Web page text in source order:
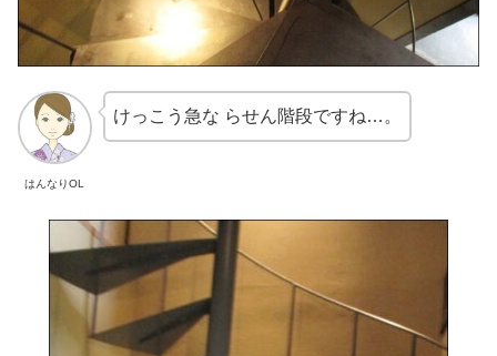
はんなりOL
けっこう急な らせん階段ですね…。